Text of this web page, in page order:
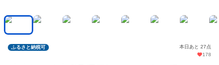
ふるさと納税可
本日あと 27点
178